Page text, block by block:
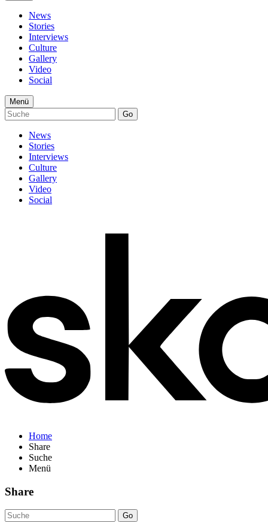
News
Stories
Interviews
Culture
Gallery
Video
Social
Menü
Go
News
Stories
Interviews
Culture
Gallery
Video
Social
Home
Share
Suche
Menü
Share
Go